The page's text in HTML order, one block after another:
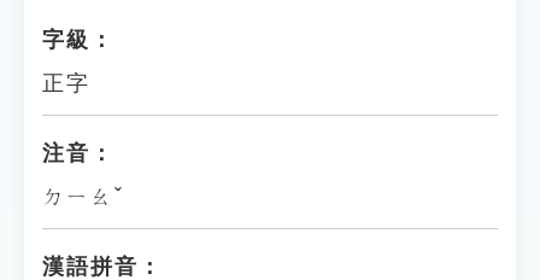
字級：
正字
注音：
ㄉㄧㄠˇ
漢語拼音：